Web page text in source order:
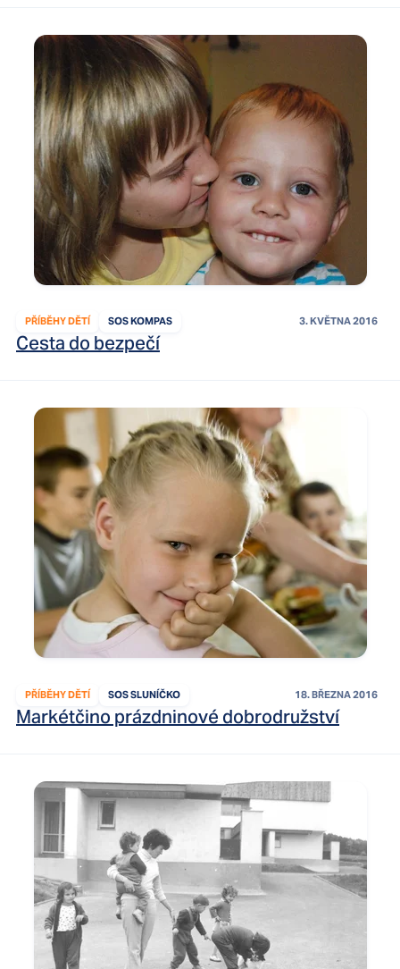
PŘÍBĚHY DĚTÍ SOS KOMPAS 3. KVĚTNA 2016
Cesta do bezpečí
PŘÍBĚHY DĚTÍ SOS SLUNÍČKO 18. BŘEZNA 2016
Markétčino prázdninové dobrodružství